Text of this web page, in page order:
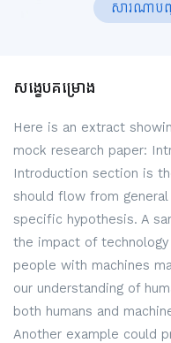
សារណាបញ្
សង្ខេបគម្រោង
Here is an extract
mock research paper:
Introduction section is
should flow from
specific hypothesis. A
the impact of
people with machines
our understanding of
both humans and
Another example could